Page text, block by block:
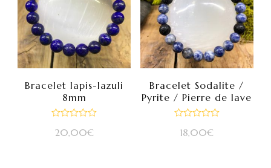
Bracelet lapis-lazuli
8mm
20,00€
Bracelet Sodalite /
Pyrite / Pierre de lave
18,00€